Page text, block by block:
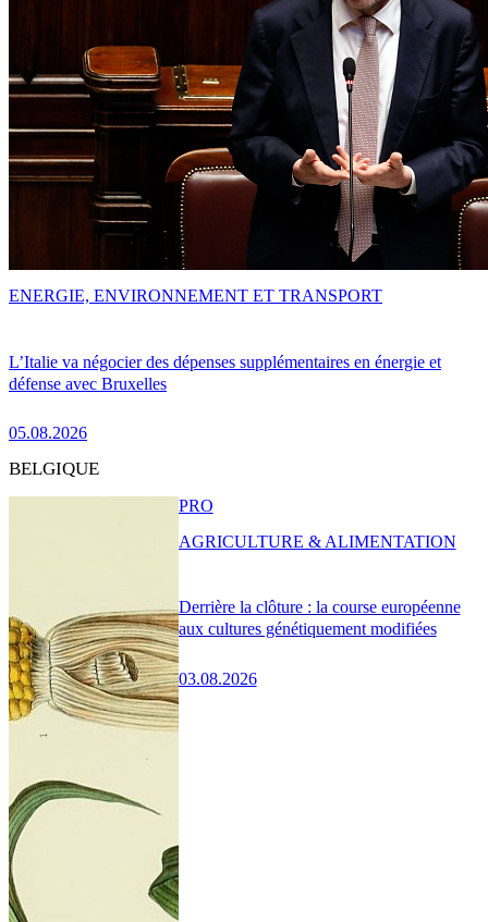
L’Italie va négocier des dépenses supplémentaires en énergie et
défense avec Bruxelles
05.08.2026
ENERGIE, ENVIRONNEMENT ET TRANSPORT
BELGIQUE
Derrière la clôture : la course européenne
aux cultures génétiquement modifiées
03.08.2026
PRO
AGRICULTURE & ALIMENTATION